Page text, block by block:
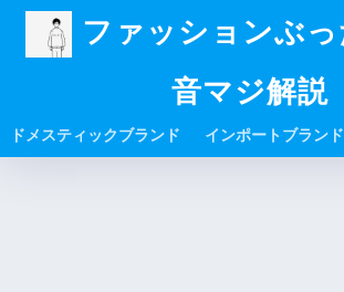
ファッションぶ
音マジ解説
ドメスティックブランド インポートブランド